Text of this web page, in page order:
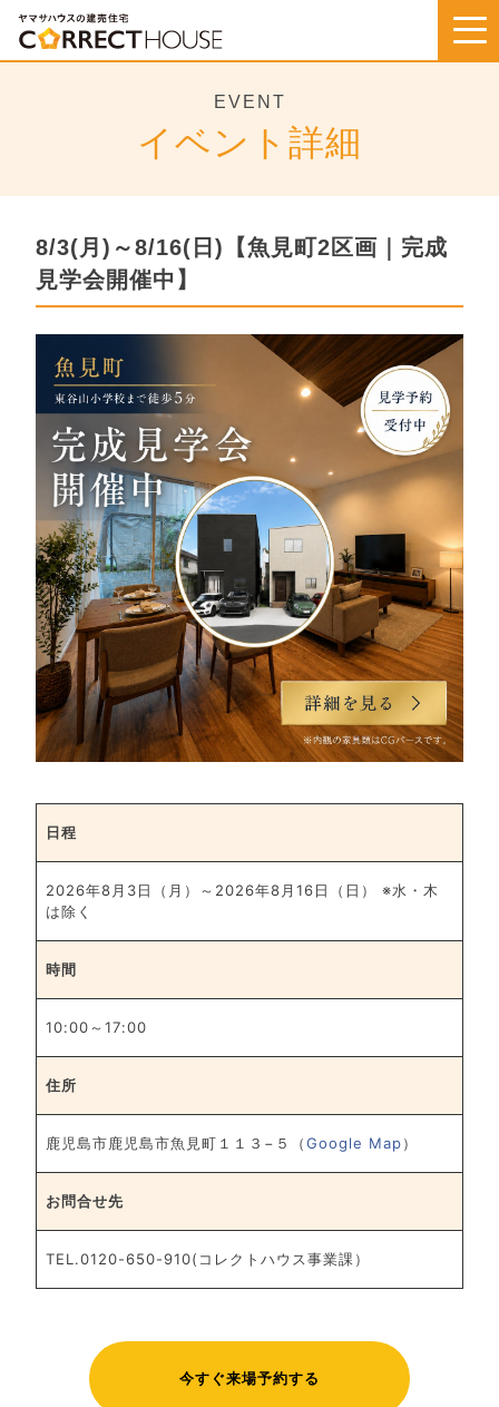
Skip
content
EVENT
イベント詳細
8/3(月)～8/16(日)【魚見町2区画｜完成
見学会開催中】
日程
2026年8月3日（月）～2026年8月16日（日） ※水・木
は除く
時間
10:00～17:00
住所
鹿児島市鹿児島市魚見町１１３−５（Google Map）
お問合せ先
TEL.0120-650-910(コレクトハウス事業課）
今すぐ来場予約する